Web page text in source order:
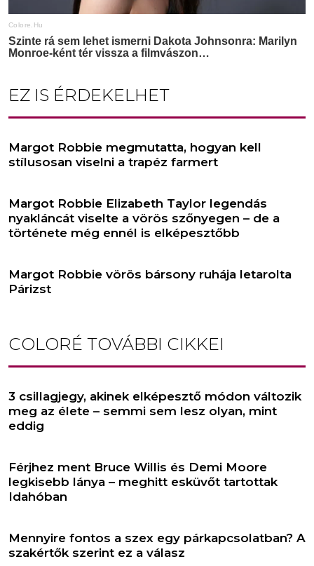
EZ IS ÉRDEKELHET
Margot Robbie megmutatta, hogyan kell
stílusosan viselni a trapéz farmert
Margot Robbie Elizabeth Taylor legendás
nyakláncát viselte a vörös szőnyegen – de a
története még ennél is elképesztőbb
Margot Robbie vörös bársony ruhája letarolta
Párizst
COLORÉ TOVÁBBI CIKKEI
3 csillagjegy, akinek elképesztő módon változik
meg az élete – semmi sem lesz olyan, mint
eddig
Férjhez ment Bruce Willis és Demi Moore
legkisebb lánya – meghitt esküvőt tartottak
Idahóban
Mennyire fontos a szex egy párkapcsolatban? A
szakértők szerint ez a válasz